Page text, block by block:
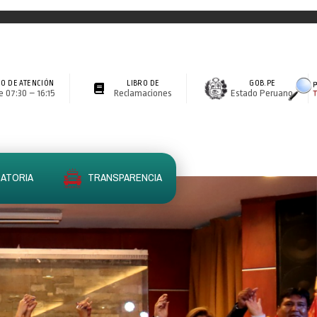
DE ATENCIÓN
07:30 – 16:15
LIBRO DE
Reclamaciones
GOB.PE
Estado Peruano
TRANSPARENCIA